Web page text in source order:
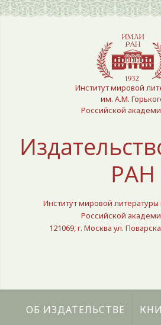
Выберите язык
Институт мировой
им. А.М.
Российской
РАН
Институт мировой
Российской
121069, г. Москва ул.
ОБ ИЗДАТЕЛЬСТВЕ